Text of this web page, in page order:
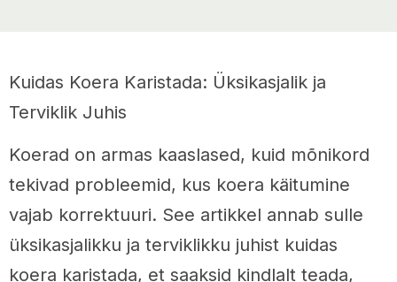
Kuidas Koera Karistada: Üksikasjalik ja
Terviklik Juhis
Koerad on armas kaaslased, kuid mõnikord
tekivad probleemid, kus koera käitumine
vajab korrektuuri. See artikkel annab sulle
üksikasjalikku ja terviklikku juhist kuidas
koera karistada, et saaksid kindlalt teada,